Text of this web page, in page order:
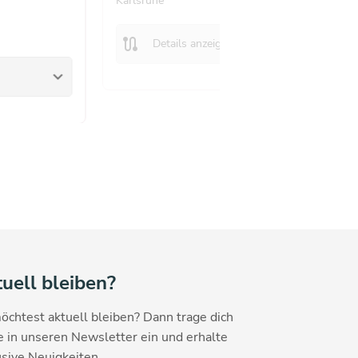
keyboard_arrow_down
route Details anzeigen
bleiben?
aktuell bleiben? Dann trage dich
in unseren Newsletter ein und erhalte